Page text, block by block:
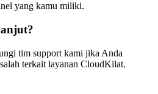
yang kamu miliki.
tim support kami jika Anda
terkait layanan CloudKilat.